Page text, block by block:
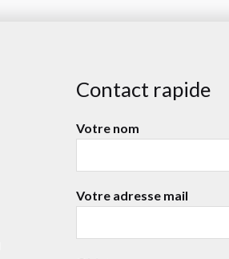
Contact rapide
Votre nom
Votre adresse mail